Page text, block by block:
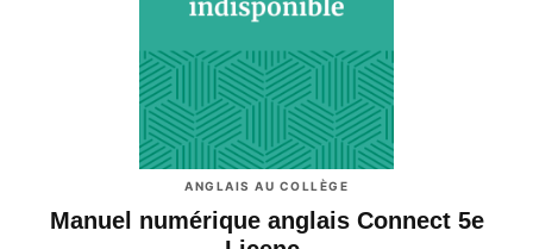
ANGLAIS AU COLLÈGE
Manuel numérique anglais Connect 5e